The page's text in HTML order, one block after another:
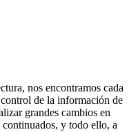
nos encontramos cada
de la información de
grandes cambios en
y todo ello, a